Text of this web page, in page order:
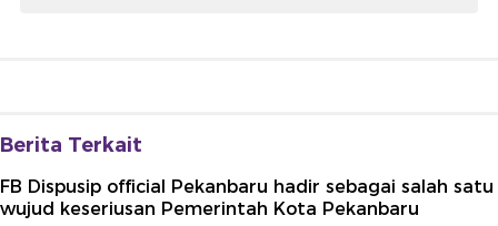
Berita Terkait
FB Dispusip official Pekanbaru hadir sebagai salah satu
wujud keseriusan Pemerintah Kota Pekanbaru